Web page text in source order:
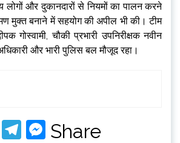
लोगों और दुकानदारों से नियमों का पालन करने
मुक्त बनाने में सहयोग की अपील भी की। टीम
गोस्वामी, चौकी प्रभारी उपनिरीक्षक नवीन
और भारी पुलिस बल मौजूद रहा।
WhatsApp
Telegram
Messenger
Share